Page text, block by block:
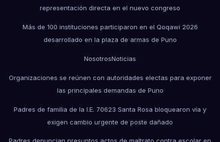
representación directa en el nuevo congreso
Más de 100 instituciones participaron en el Qoqawi 2026
desarrollado en la plaza de armas de Puno
NosotrosNoticias
Organizaciones se reúnen con autoridades electas para exponer
las principales demandas de Puno
Padres de familia de la I.E. 70623 Santa Rosa bloquearon vía y
exigen cambio urgente de poste dañado